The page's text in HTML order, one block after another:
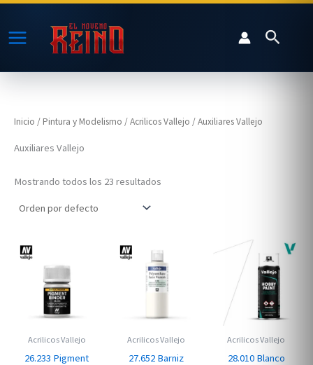
Ir
contenido
Buscar
Inicio / Pintura y Modelismo /Acrilicos Vallejo / Auxiliares Vallejo
Auxiliares Vallejo
Mostrando todos los 23 resultados
Acrilicos Vallejo
26.233 Pigment
Acrilicos Vallejo
27.652 Barniz
Acrilicos Vallejo
28.010 Blanco